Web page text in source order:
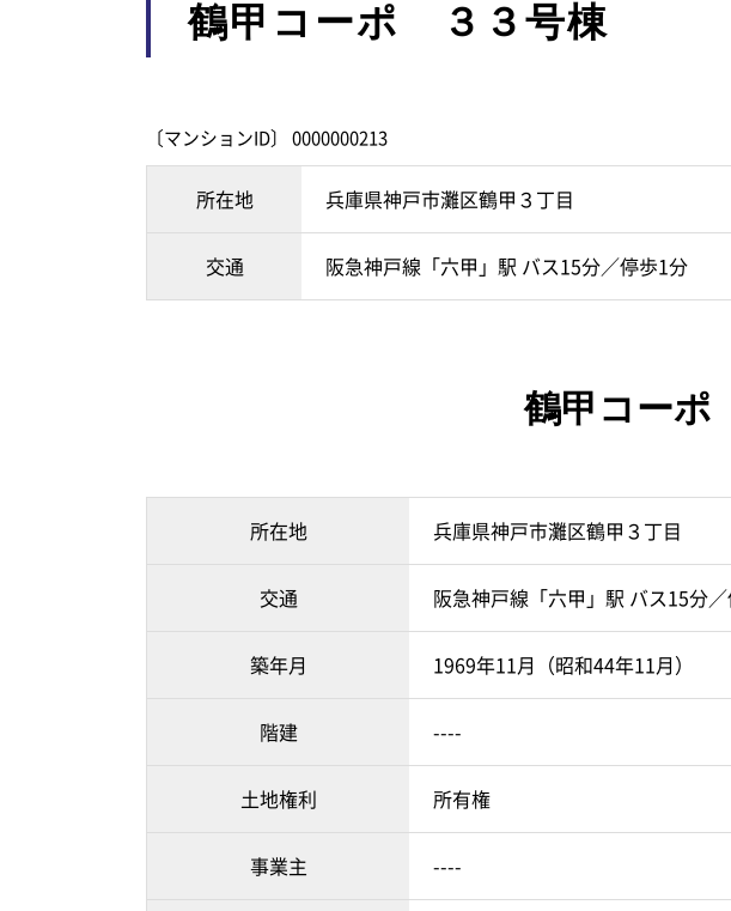
鶴甲コーポ ３３号棟
〔マンションID〕 0000000213
所在地 兵庫県神戸市灘区鶴甲３丁目
交通 阪急神戸線「六甲」駅 バス15分／停歩1分
鶴甲コー
所在地 兵庫県神戸市灘区鶴甲３丁目
交通 阪急神戸線「六甲」駅 バス15分
築年月 1969年11月（昭和44年11月）
階建 ----
土地権利 所有権
事業主 ----